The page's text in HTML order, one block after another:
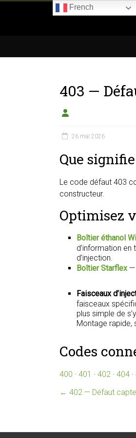
du
éthanol
403 —
26 mai 2026
Que
Le code défaut 403
constructeur.
Optimisez
Boîtier éthanol
d’information en
d’injection.
Boîtier Starflex—
Faisceaux
faisceaux
plus simple de
Montage rapide,
Codes
400 · 401 · 402 · 404 ·
← 402 — Défaut
French